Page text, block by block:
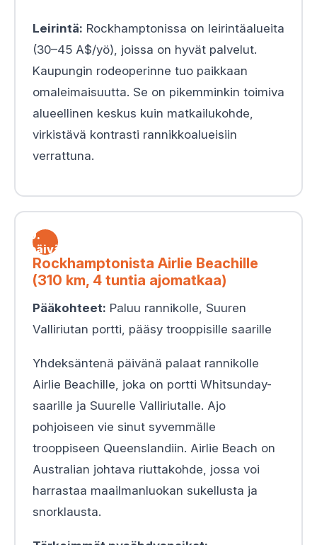
Leirintä: Rockhamptonissa on leirintäalueita
(30–45 A$/yö), joissa on hyvät palvelut.
Kaupungin rodeoperinne tuo paikkaan
omaleimaisuutta. Se on pikemminkin toimiva
alueellinen keskus kuin matkailukohde,
virkistävä kontrasti rannikkoalueisiin
verrattuna.
9.
päivä
Rockhamptonista Airlie Beachille
(310 km, 4 tuntia ajomatkaa)
Pääkohteet: Paluu rannikolle, Suuren
Valliriutan portti, pääsy trooppisille saarille
Yhdeksäntenä päivänä palaat rannikolle
Airlie Beachille, joka on portti Whitsunday-
saarille ja Suurelle Valliriutalle. Ajo
pohjoiseen vie sinut syvemmälle
trooppiseen Queenslandiin. Airlie Beach on
Australian johtava riuttakohde, jossa voi
harrastaa maailmanluokan sukellusta ja
snorklausta.